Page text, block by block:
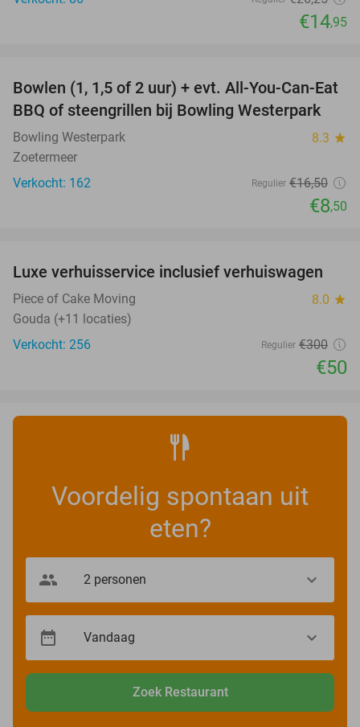
€14,95
48%
Bowlen (1, 1,5 of 2 uur) + evt. All-You-Can-Eat
BBQ of steengrillen bij Bowling Westerpark
Bowling Westerpark 8.3 star
Zoetermeer
Verkocht: 162
Regulier €16,50
€8,50
83%
Luxe verhuisservice inclusief verhuiswagen
Piece of Cake Moving 8.0 star
Gouda (+11 locaties)
Verkocht: 256
Regulier €300
€50
Voordelig spontaan uit
eten?
Zoek Restaurant